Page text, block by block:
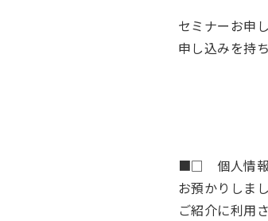
セミナーお申
申し込みを持
■□ 個人情報
お預かりしま
ご紹介に利用